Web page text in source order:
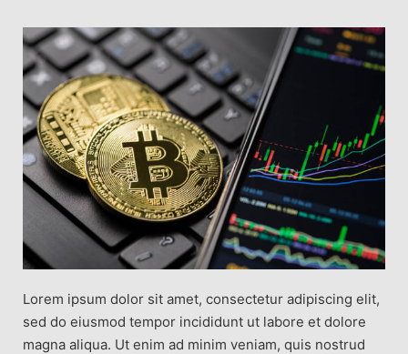
Lorem ipsum dolor sit amet, consectetur adipiscing elit,
sed do eiusmod tempor incididunt ut labore et dolore
magna aliqua. Ut enim ad minim veniam, quis nostrud